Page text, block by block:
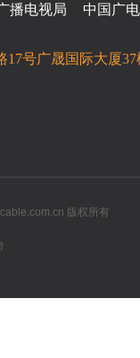
播电视局 中国广电
17号广晟国际大厦37
版权所有